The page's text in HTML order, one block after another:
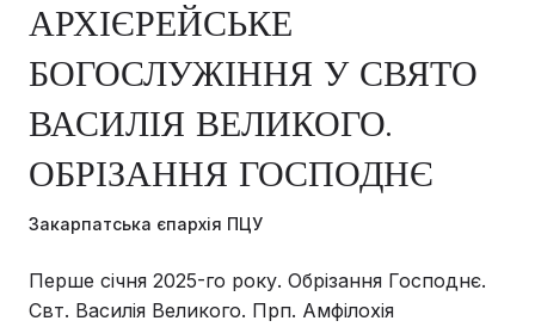
АРХІЄРЕЙСЬКЕ
БОГОСЛУЖІННЯ У СВЯТО
ВАСИЛІЯ ВЕЛИКОГО.
ОБРІЗАННЯ ГОСПОДНЄ
Закарпатська єпархія ПЦУ
Перше січня 2025-го року. Обрізання Господнє.
Свт. Василія Великого. Прп. Амфілохія